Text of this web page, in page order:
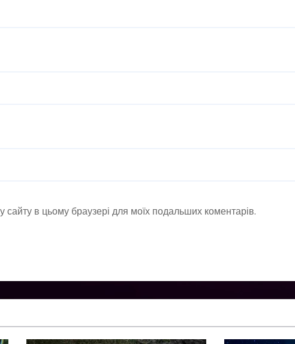
в цьому браузері для моїх подальших коментарів.